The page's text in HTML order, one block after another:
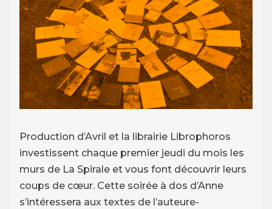
Production d’Avril et la librairie Librophoros
investissent chaque premier jeudi du mois les
murs de La Spirale et vous font découvrir leurs
coups de cœur. Cette soirée à dos d’Anne
s’intéressera aux textes de l’auteure-